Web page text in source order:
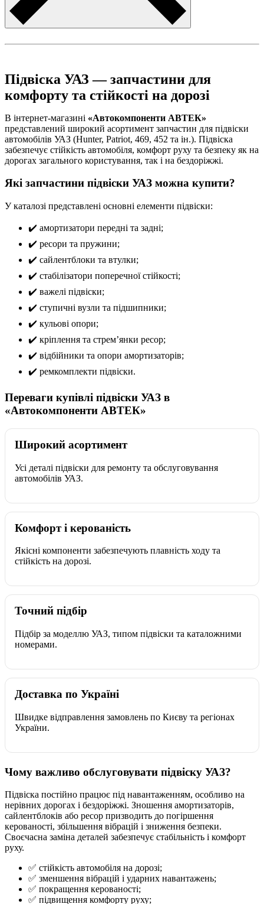
Підвіска УАЗ — запчастини для
комфорту та стійкості на дорозі
В інтернет-магазині «Автокомпоненти АВТЕК»
представлений широкий асортимент запчастин для підвіски
автомобілів УАЗ (Hunter, Patriot, 469, 452 та ін.). Підвіска
забезпечує стійкість автомобіля, комфорт руху та безпеку як на
дорогах загального користування, так і на бездоріжжі.
Які запчастини підвіски УАЗ можна купити?
У каталозі представлені основні елементи підвіски:
✔️ амортизатори передні та задні;
✔️ ресори та пружини;
✔️ сайлентблоки та втулки;
✔️ стабілізатори поперечної стійкості;
✔️ важелі підвіски;
✔️ ступичні вузли та підшипники;
✔️ кульові опори;
✔️ кріплення та стрем’янки ресор;
✔️ відбійники та опори амортизаторів;
✔️ ремкомплекти підвіски.
Переваги купівлі підвіски УАЗ в
«Автокомпоненти АВТЕК»
Широкий асортимент
Усі деталі підвіски для ремонту та обслуговування
автомобілів УАЗ.
Комфорт і керованість
Якісні компоненти забезпечують плавність ходу та
стійкість на дорозі.
Точний підбір
Підбір за моделлю УАЗ, типом підвіски та каталожними
номерами.
Доставка по Україні
Швидке відправлення замовлень по Києву та регіонах
України.
Чому важливо обслуговувати підвіску УАЗ?
Підвіска постійно працює під навантаженням, особливо на
нерівних дорогах і бездоріжжі. Зношення амортизаторів,
сайлентблоків або ресор призводить до погіршення
керованості, збільшення вібрацій і зниження безпеки.
Своєчасна заміна деталей забезпечує стабільність і комфорт
руху.
✅ стійкість автомобіля на дорозі;
✅ зменшення вібрацій і ударних навантажень;
✅ покращення керованості;
✅ підвищення комфорту руху;